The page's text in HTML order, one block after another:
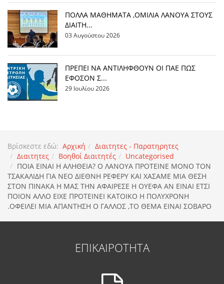
ΠΟΛΛΑ ΜΑΘΗΜΑΤΑ ,ΟΜΙΛΙΑ ΛΑΝΟΥΑ ΣΤΟΥΣ
ΔΙΑΙΤΗ...
03 Αυγούστου 2026
ΠΡΕΠΕΙ ΝΑ ΑΝΤΙΛΗΦΘΟΥΝ ΟΙ ΠΑΕ ΠΩΣ
ΕΦΟΣΟΝ Σ...
29 Ιουλίου 2026
Βρίσκεστε εδώ: Αρχική
Διαιτητες - Παρατηρητες
Διαιτητες
Βοηθοί Διαιτητές
Uncategorised
ΠOIA EINAI H AΛΗΘΕΙΑ? Ο ΛΑΝΟΥΑ ΠΡΟΤΕΙΝΕ ΜΟΝΟ ΤΟΝ
ΤΣΑΚΑΛΙΔΗ ΓΙΑ ΝΕΟ ΔΙΕΘΝΗ ΡΕΦΕΡΥ ΚΑΙ ΧΑΣΑΜΕ ΜΙΑ ΘΕΣΗ
ΣΤΟΝ ΠΙΝΑΚΑ Η ΜΑΣ ΤΗΝ ΑΦΑΙΡΕΣΕ Η ΟΥΕΦΑ ΑΝ ΕΙΝΑΙ ΕΤΣΙ
ΠΟΙΟΝ ΑΛΛΟ ΕΙΧΕ ΠΡΟΤΕΙΝΕΙ ΚΑΤΟΙΚΟ Η ΠΟΛΥΧΡΟΝΗ
.ΟΦΕΙΛΕΙ ΜΙΑ ΑΠΑΝΤΗΣΗ Ο ΓΑΛΛΟΣ ,ΤΟ ΘΕΜΑ ΕΙΝΑΙ ΣΟΒΑΡΟ
ΕΠΙΚΑΙΡΟΤΗΤΑ